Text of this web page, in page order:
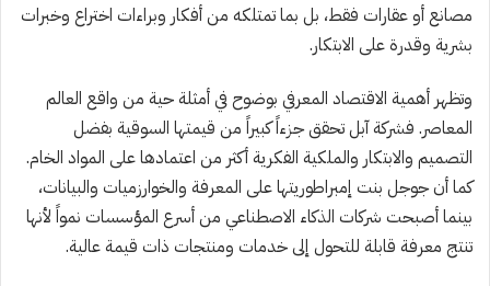
مصانع أو عقارات فقط، بل بما تمتلكه من أفكار وبراءات اختراع وخبرات
بشرية وقدرة على الابتكار.
وتظهر أهمية الاقتصاد المعرفي بوضوح في أمثلة حية من واقع العالم
المعاصر. فشركة آبل تحقق جزءاً كبيراً من قيمتها السوقية بفضل
التصميم والابتكار والملكية الفكرية أكثر من اعتمادها على المواد الخام.
كما أن جوجل بنت إمبراطوريتها على المعرفة والخوارزميات والبيانات،
بينما أصبحت شركات الذكاء الاصطناعي من أسرع المؤسسات نمواً لأنها
تنتج معرفة قابلة للتحول إلى خدمات ومنتجات ذات قيمة عالية.